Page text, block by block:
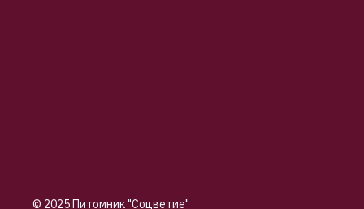
© 2025 Питомник "Соцветие"